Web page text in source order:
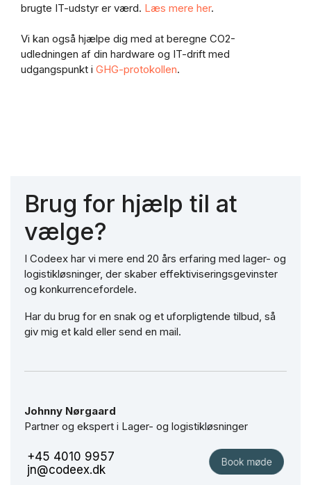
brugte IT-udstyr er værd. Læs mere her.
Vi kan også hjælpe dig med at beregne CO2-
udledningen af din hardware og IT-drift med
udgangspunkt i GHG-protokollen.
Brug for hjælp til at
vælge?
I Codeex har vi mere end 20 års erfaring med lager- og
logistikløsninger, der skaber effektiviseringsgevinster
og konkurrencefordele.
Har du brug for en snak og et uforpligtende tilbud, så
giv mig et kald eller send en mail.
Johnny Nørgaard
Partner og ekspert i Lager- og logistikløsninger
+45 4010 9957
jn@codeex.dk